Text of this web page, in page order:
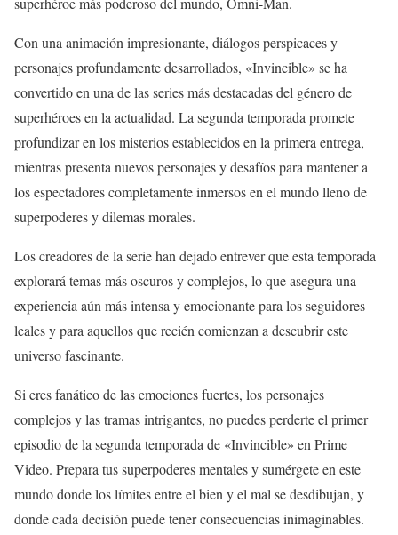
Con una animación impresionante, diálogos perspicaces y
personajes profundamente desarrollados, «Invincible» se ha
convertido en una de las series más destacadas del género de
superhéroes en la actualidad. La segunda temporada promete
profundizar en los misterios establecidos en la primera entrega,
mientras presenta nuevos personajes y desafíos para mantener a
los espectadores completamente inmersos en el mundo lleno de
superpoderes y dilemas morales.
Los creadores de la serie han dejado entrever que esta temporada
explorará temas más oscuros y complejos, lo que asegura una
experiencia aún más intensa y emocionante para los seguidores
leales y para aquellos que recién comienzan a descubrir este
universo fascinante.
Si eres fanático de las emociones fuertes, los personajes
complejos y las tramas intrigantes, no puedes perderte el primer
episodio de la segunda temporada de «Invincible» en Prime
Video. Prepara tus superpoderes mentales y sumérgete en este
mundo donde los límites entre el bien y el mal se desdibujan, y
donde cada decisión puede tener consecuencias inimaginables.